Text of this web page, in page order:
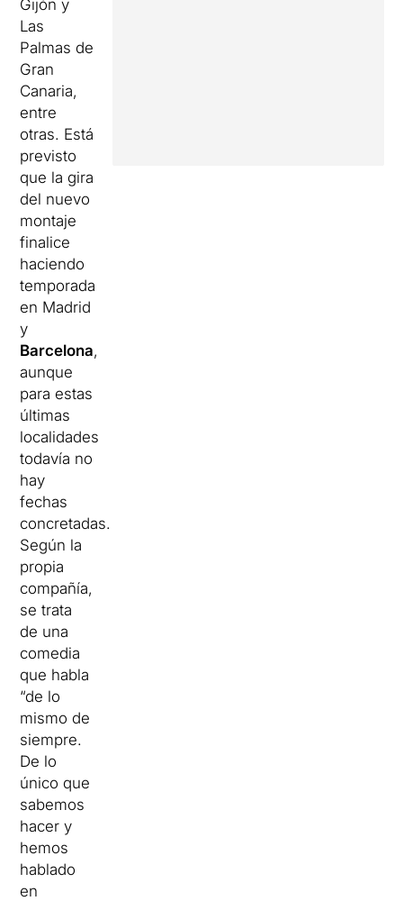
Gijón y
Las
Palmas de
Gran
Canaria,
entre
otras. Está
previsto
que la gira
del nuevo
montaje
finalice
haciendo
temporada
en Madrid
y
Barcelona,
aunque
para estas
últimas
localidades
todavía no
hay
fechas
concretadas.
Según la
propia
compañía,
se trata
de una
comedia
que habla
“de lo
mismo de
siempre.
De lo
único que
sabemos
hacer y
hemos
hablado
en